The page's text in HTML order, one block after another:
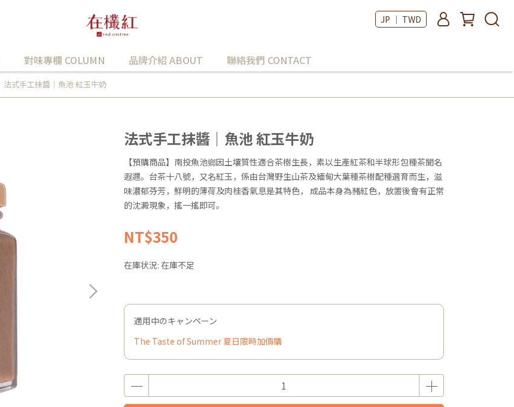
JP ｜ TWD
對味專欄 COLUMN 品牌介紹 ABOUT 聯絡我們 CONTACT
法式手工抹醬｜魚池 紅玉牛奶
法式手工抹醬｜魚池 紅玉牛奶
【預購商品】南投魚池鄉因土壤質性適合茶樹生長，素以生產紅茶和半球形包種茶聞名
遐邇。台茶十八號，又名紅玉，係由台灣野生山茶及緬甸大葉種茶樹配種選育而生，滋
味濃郁芬芳，鮮明的薄荷及肉桂香氣息是其特色， 成品本身為赭紅色，放置後會有正常
的沈澱現象，搖一搖即可。
NT$350
在庫状況: 在庫不足
適用中のキャンペーン
The Taste of Summer 夏日限時加價購